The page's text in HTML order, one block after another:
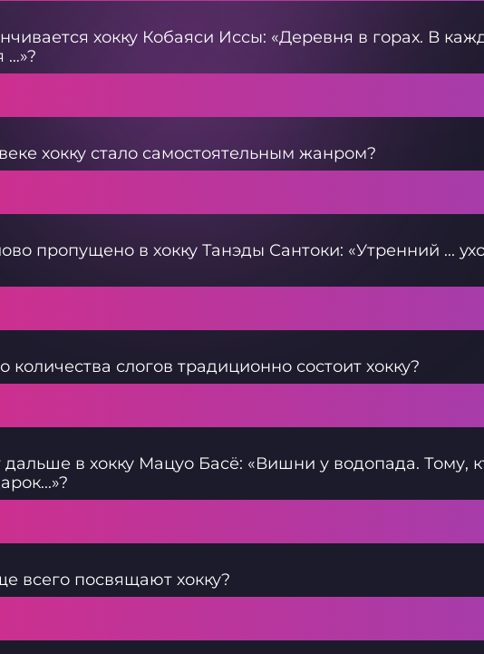
хокку Кобаяси Иссы: «Деревня в горах. В
…»?
хокку стало самостоятельным жанром?
пропущено в хокку Танэды Сантоки: «Утренний ...
количества слогов традиционно состоит хокку?
дальше в хокку Мацуо Басё: «Вишни у водопада. Тому,
всего посвящают хокку?